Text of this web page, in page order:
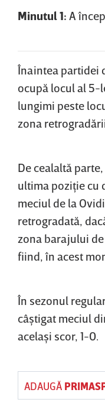
Minutul 1: A
Înaintea partidei
ocupă locul al 5-
lungimi peste
zona
De cealaltă
ultima poziţie cu
meciul de la
retrogradată,
zona barajului
fiind, în acest
În sezonul
câştigat meciul
acelaşi scor, 1-0.
ADAUGĂ